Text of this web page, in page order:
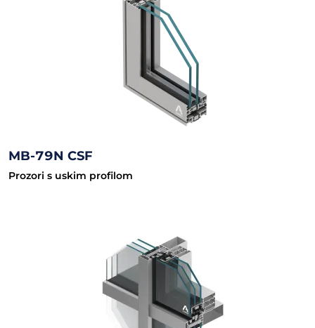
MB-79N CSF
Prozori s uskim profilom